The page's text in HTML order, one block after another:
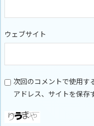
ウェブサイト
次回のコメントで使用す
アドレス、サイトを保存